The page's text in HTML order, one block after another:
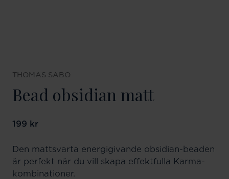
THOMAS SABO
Bead obsidian matt
Pris :199 kr
199 kr
Den mattsvarta energigivande obsidian-beaden
är perfekt när du vill skapa effektfulla Karma-
kombinationer.